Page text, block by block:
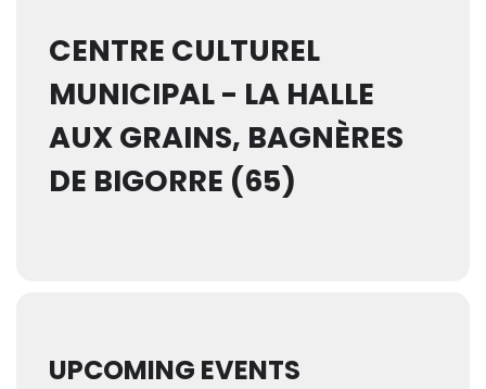
CENTRE CULTUREL
MUNICIPAL - LA HALLE
AUX GRAINS, BAGNÈRES
DE BIGORRE (65)
UPCOMING EVENTS